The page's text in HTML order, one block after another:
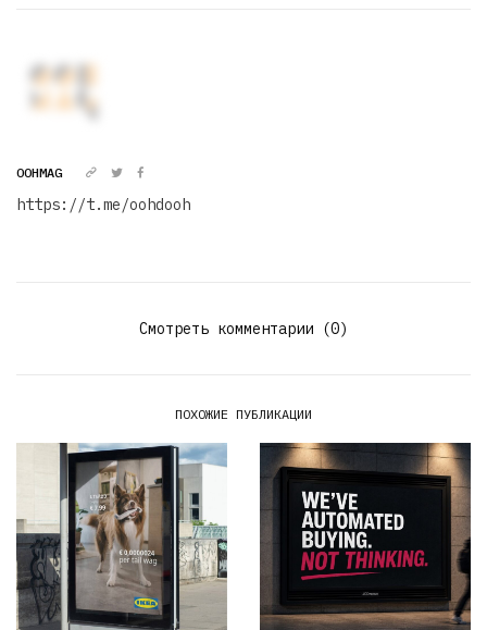
OOHMAG
https://t.me/oohdooh
Смотреть комментарии (0)
ПОХОЖИЕ ПУБЛИКАЦИИ